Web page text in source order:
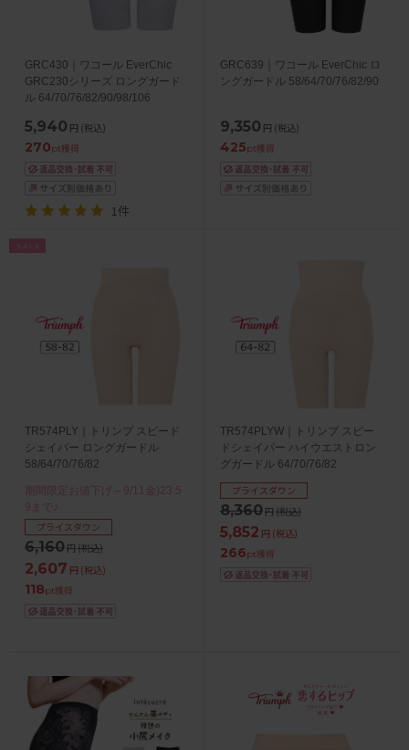
GRC430｜ワコール EverChic
GRC230シリーズ ロングガード
ル 64/70/76/82/90/98/106
5,940 円 (税込)
270pt獲得
1件
GRC639｜ワコール EverChic ロ
ングガードル 58/64/70/76/82/90
9,350 円 (税込)
425pt獲得
SALE
TR574PLY｜トリンプ スピード
シェイパー ロングガードル
58/64/70/76/82
期間限定お値下げ～9/11金)23:5
9まで♪
6,160円(税込)
プライスダウン
2,607 円 (税込)
118pt獲得
TR574PLYW｜トリンプ スピー
ドシェイパー ハイウエストロン
グガードル 64/70/76/82
8,360円(税込)
プライスダウン
5,852 円 (税込)
266pt獲得